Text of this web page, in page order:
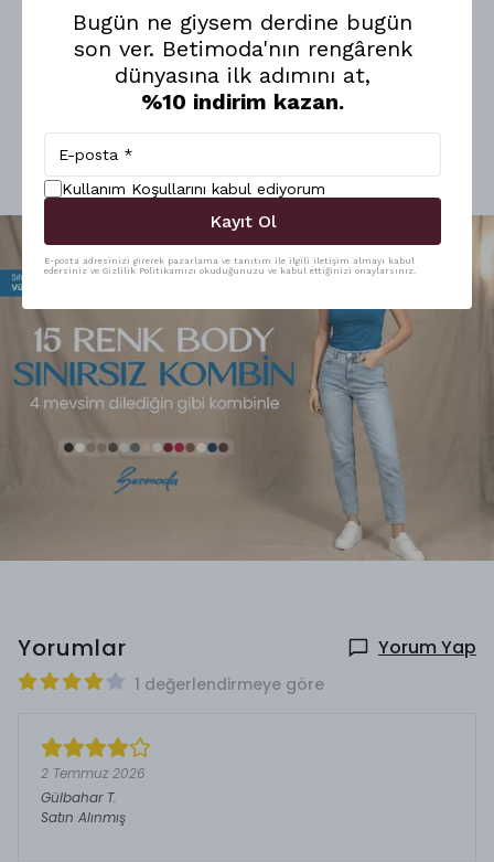
Devamını Göster
︎⠀
Yorumlar Yorum Yap
1 değerlendirmeye göre
2 Temmuz 2026
Gülbahar T.
Satın Alınmış
Bugün ne giysem derdine bugün
son ver. Betimoda'nın rengârenk
dünyasına ilk adımını at,
%10 indirim kazan.
Kullanım Koşullarını kabul ediyorum
Kayıt Ol
E-posta adresinizi girerek pazarlama ve tanıtım ile ilgili iletişim almayı kabul
edersiniz ve Gizlilik Politikamızı okuduğunuzu ve kabul ettiğinizi onaylarsınız.